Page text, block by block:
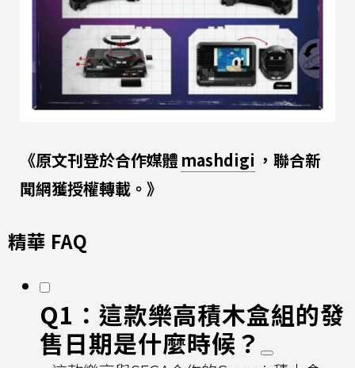
《原文刊登於合作媒體 mashdigi ，聯合新
聞網獲授權轉載。》
精華 FAQ
Q1：這款樂高積木盒組的發
售日期是什麼時候？